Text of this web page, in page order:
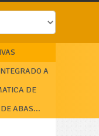
A
DE
ABAS...